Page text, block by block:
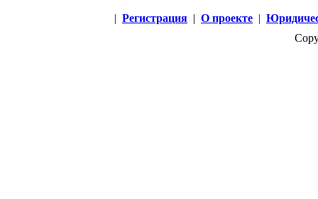
| Регистрация | О проекте |